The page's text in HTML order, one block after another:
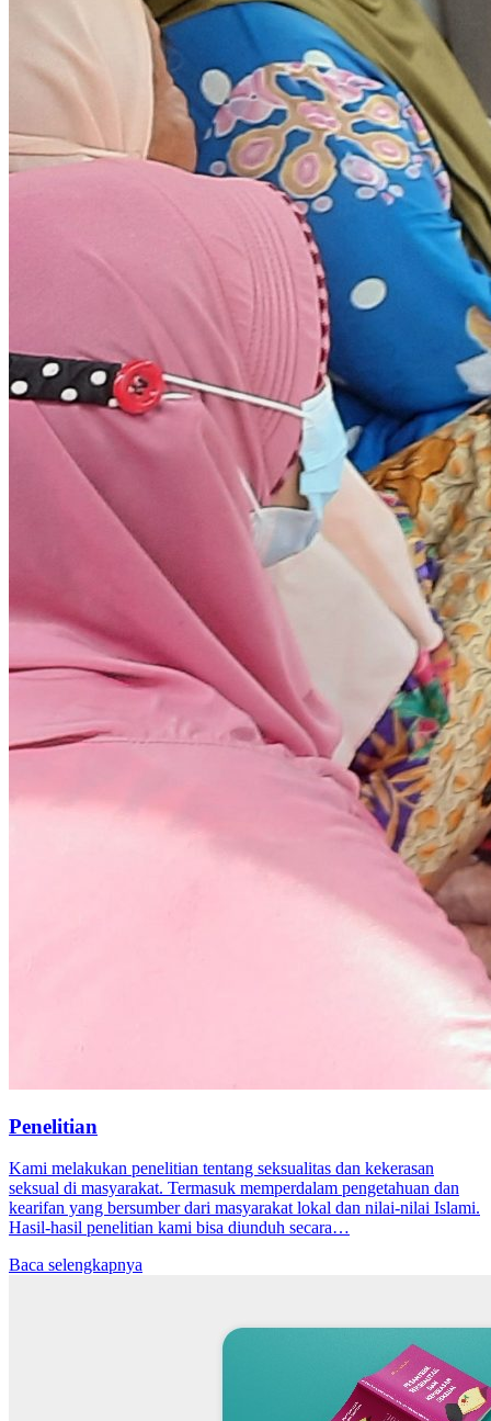
Penelitian
Kami melakukan penelitian tentang seksualitas dan kekerasan
seksual di masyarakat. Termasuk memperdalam pengetahuan dan
kearifan yang bersumber dari masyarakat lokal dan nilai-nilai Islami.
Hasil-hasil penelitian kami bisa diunduh secara…
Baca selengkapnya